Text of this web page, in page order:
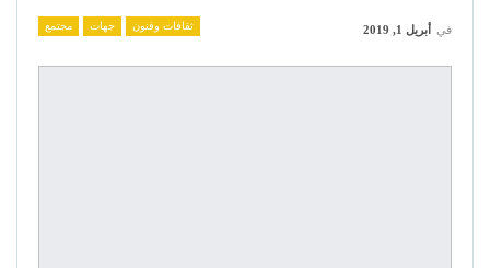
ثقافات وفنون جهات مجتمع في أبريل 1, 2019